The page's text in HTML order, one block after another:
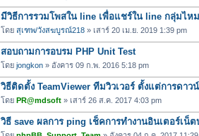
ฟ
ล์
แ
น
บ
มีวิธีการรวมโพสใน line เพื่อแชร์ใน line กลุ่มไห
โดย สุเฑพ/วังสฆบูรณ์218 » เสาร์ 20 เม.ย. 2019 1:39 pm
สอบถามการอบรม PHP Unit Test
โดย jongkon » อังคาร 09 ก.พ. 2016 5:18 pm
วิธีติดตั้ง TeamViewer ทีมวิวเวอร์ ตั้งแต่การดาว
โดย PR@mdsoft » เสาร์ 26 ส.ค. 2017 4:03 pm
วิธี save ผลการ ping เช็คการทำงานอินเตอร์เน็